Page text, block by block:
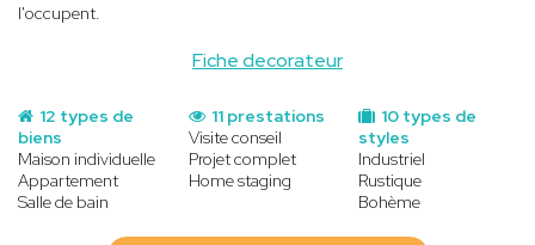
Fiche decorateur
l'occupent.
12 types de
biens
Maison individuelle
Appartement
Salle de bain
10 types de
styles
Industriel
Rustique
Bohème
11 prestations
Visite conseil
Projet complet
Home staging